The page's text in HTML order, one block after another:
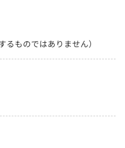
るものではありません）